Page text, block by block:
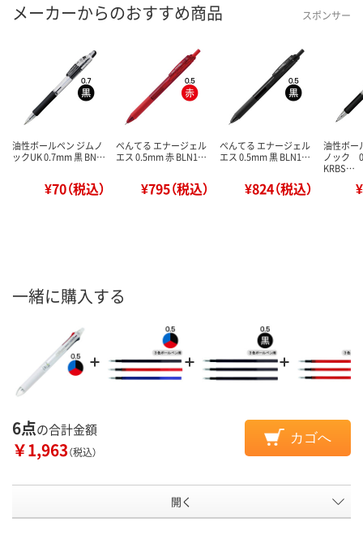
メーカーからのおすすめ商品 スポンサー
油性ボールペン ジムノ
ックUK 0.7mm 黒 BN…
¥70（税込）
ぺんてる エナージェル
エス 0.5mm 赤 BLN1…
¥795（税込）
ぺんてる エナージェル
エス 0.5mm 黒 BLN1…
¥824（税込）
油性ボ
ノック
KRBS…
一緒に購入する
6点の合計金額
￥1,963（税込）
カゴへ
開く